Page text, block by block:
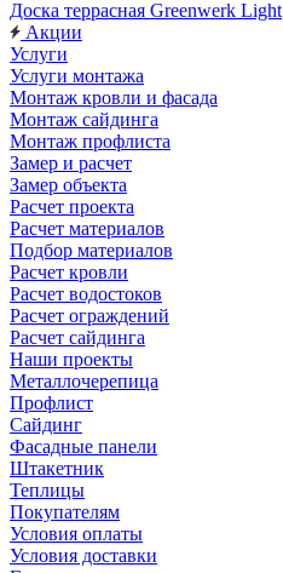
Доска террасная Greenwerk Light
Акции
Услуги
Услуги монтажа
Монтаж кровли и фасада
Монтаж сайдинга
Монтаж профлиста
Замер и расчет
Замер объекта
Расчет проекта
Расчет материалов
Подбор материалов
Расчет кровли
Расчет водостоков
Расчет ограждений
Расчет сайдинга
Наши проекты
Металлочерепица
Профлист
Сайдинг
Фасадные панели
Штакетник
Теплицы
Покупателям
Условия оплаты
Условия доставки